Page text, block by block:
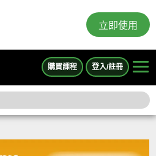
立即使用
購買課程 登入/註冊